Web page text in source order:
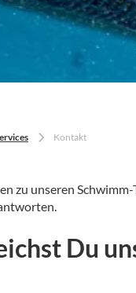
Kontakt
zu unseren
Du